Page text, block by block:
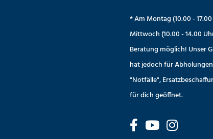
* Am Montag (10.00 -
Mittwoch (10.00 - 14.00
Beratung möglich! Unser
hat jedoch für
"Notfälle",
für dich geöffnet.